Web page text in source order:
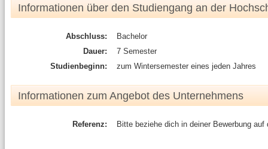
Informationen über den Studiengang an der
Abschluss:
Bachelor
Dauer:
7 Semester
Studienbeginn:
zum Wintersemester eines jeden Jahres
Informationen zum Angebot des Unternehmens
Referenz: Bitte beziehe dich in deiner Bewerbung auf